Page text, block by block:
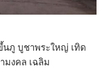
นภู บูชาพระใหญ่ เทิด
มงคล เฉลิม